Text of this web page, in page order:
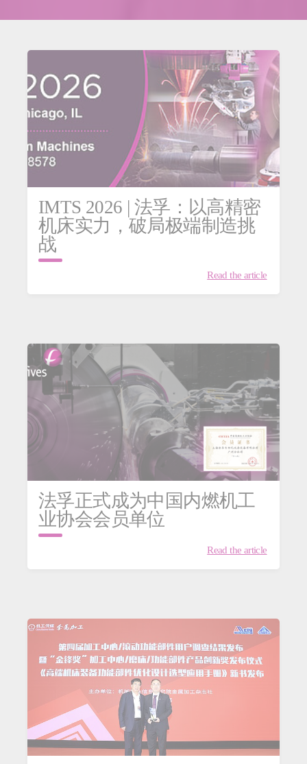
IMTS 2026 | 法孚：以高精密
机床实力，破局极端制造挑
战
Read the article
法孚正式成为中国内燃机工
业协会会员单位
Read the article